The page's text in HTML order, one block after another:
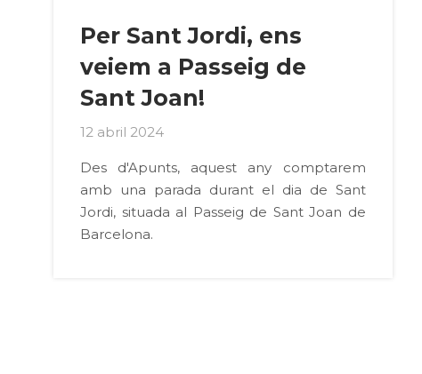
Per Sant Jordi, ens
veiem a Passeig de
Sant Joan!
12 abril 2024
Des d'Apunts, aquest any comptarem
amb una parada durant el dia de Sant
Jordi, situada al Passeig de Sant Joan de
Barcelona.